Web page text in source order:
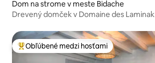
Dom na strome v meste Bidache
Drevený domček v Domaine des Laminak
Najobľúbenejšie medzi hosťami
Obľúbené medzi hosťami